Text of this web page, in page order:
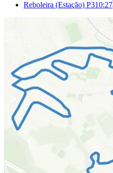
Reboleira (Estação) P310:27